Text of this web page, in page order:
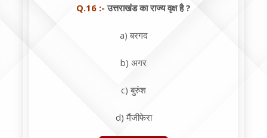
Q.16 :- उत्तराखंड का राज्य वृक्ष है ?
a) बरगद
b) अगर
c) बुरुंश
d) मैंजीफेरा